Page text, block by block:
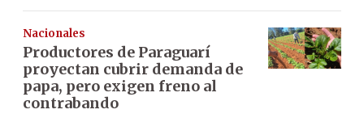
Nacionales
Productores de Paraguarí
proyectan cubrir demanda de
papa, pero exigen freno al
contrabando